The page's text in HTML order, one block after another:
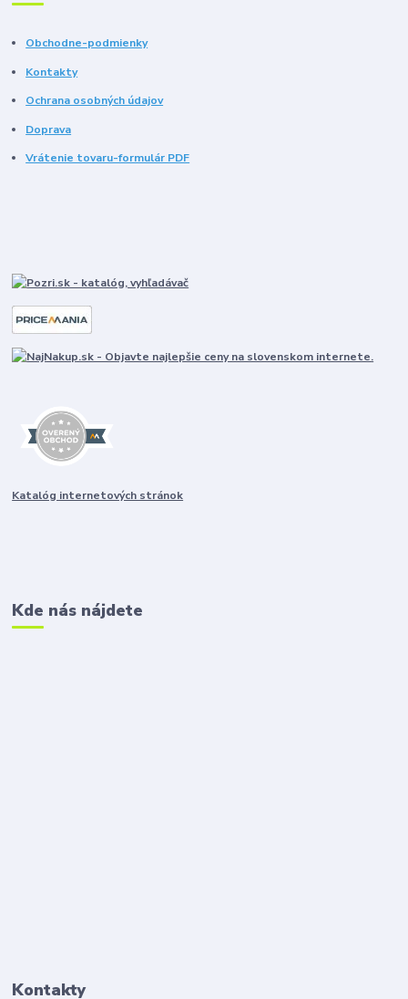
Obchodne-podmienky
Kontakty
Ochrana osobných údajov
Doprava
Vrátenie tovaru-formulár PDF
Katalóg internetových stránok
Kde nás nájdete
Kontakty